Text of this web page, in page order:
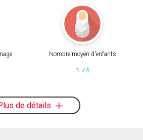
Nombre moyen d'enfants
1.74
de détails